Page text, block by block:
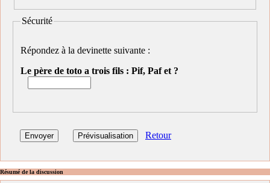
Sécurité
Répondez à la devinette suivante :
Le père de toto a trois fils : Pif, Paf et ?
Retour
Résumé de la discussion